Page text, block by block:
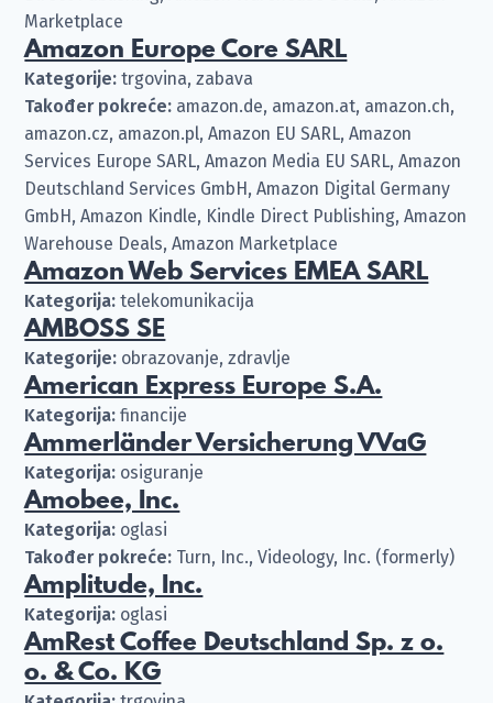
Marketplace
Amazon Europe Core SARL
Kategorije: trgovina, zabava
Također pokreće: amazon.de, amazon.at, amazon.ch,
amazon.cz, amazon.pl, Amazon EU SARL, Amazon
Services Europe SARL, Amazon Media EU SARL, Amazon
Deutschland Services GmbH, Amazon Digital Germany
GmbH, Amazon Kindle, Kindle Direct Publishing, Amazon
Warehouse Deals, Amazon Marketplace
Amazon Web Services EMEA SARL
Kategorija: telekomunikacija
AMBOSS SE
Kategorije: obrazovanje, zdravlje
American Express Europe S.A.
Kategorija: financije
Ammerländer Versicherung VVaG
Kategorija: osiguranje
Amobee, Inc.
Kategorija: oglasi
Također pokreće: Turn, Inc., Videology, Inc. (formerly)
Amplitude, Inc.
Kategorija: oglasi
AmRest Coffee Deutschland Sp. z o.
o. & Co. KG